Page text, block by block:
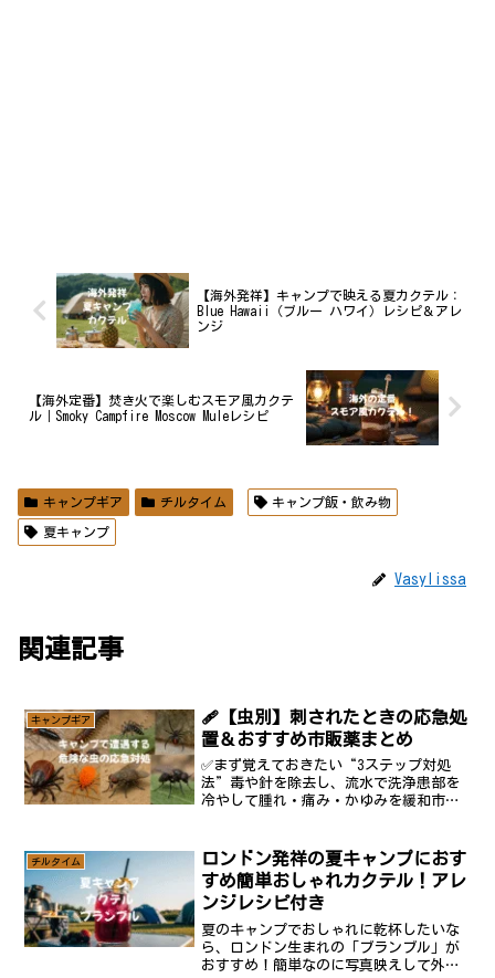
【海外発祥】キャンプで映える夏カクテル：
Blue Hawaii（ブルー ハワイ）レシピ＆アレ
ンジ
【海外定番】焚き火で楽しむスモア風カクテ
ル｜Smoky Campfire Moscow Muleレシピ
キャンプギア チルタイム キャンプ飯・飲み物
夏キャンプ
Vasylissa
関連記事
キャンプギア
🩹【虫別】刺されたときの応急処
置＆おすすめ市販薬まとめ
✅まず覚えておきたい“3ステップ対処
法”毒や針を除去し、流水で洗浄患部を
冷やして腫れ・痛み・かゆみを緩和市販
治りを早める第一歩です。虫別の応急処
置・市販薬リストキャ...
チルタイム
ロンドン発祥の夏キャンプにおす
すめ簡単おしゃれカクテル！アレ
ンジレシピ付き
夏のキャンプでおしゃれに乾杯したいな
ら、ロンドン生まれの「ブランブル」が
おすすめ！簡単なのに写真映えして外で